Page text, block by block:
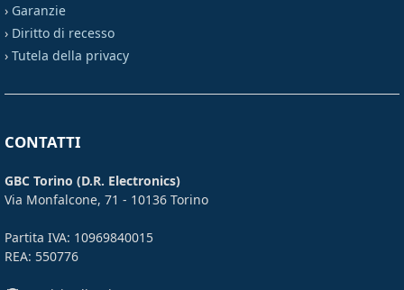
› Garanzie
› Diritto di recesso
› Tutela della privacy
CONTATTI
GBC Torino (D.R. Electronics)
Via Monfalcone, 71 - 10136 Torino
Partita IVA: 10969840015
REA: 550776